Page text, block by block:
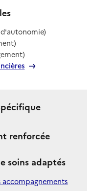
renforcée
soins adaptés
accompagnements